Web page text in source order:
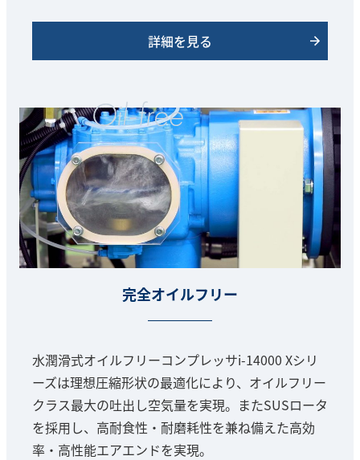
詳細を見る
完全オイルフリー
水潤滑式オイルフリーコンプレッサi-14000 Xシリ
ーズは理想圧縮形状の最適化により、オイルフリー
クラス最大の吐出し空気量を実現。またSUSロータ
を採用し、高耐食性・耐磨耗性を兼ね備えた高効
率・高性能エアエンドを実現。